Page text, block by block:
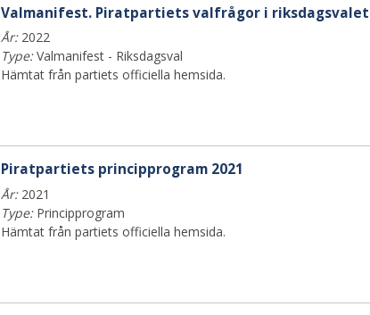
Valmanifest. Piratpartiets valfrågor i riksdagsvalet
År:2022
Type:Valmanifest - Riksdagsval
Hämtat från partiets officiella hemsida.
Piratpartiets principprogram 2021
År:2021
Type:Principprogram
Hämtat från partiets officiella hemsida.